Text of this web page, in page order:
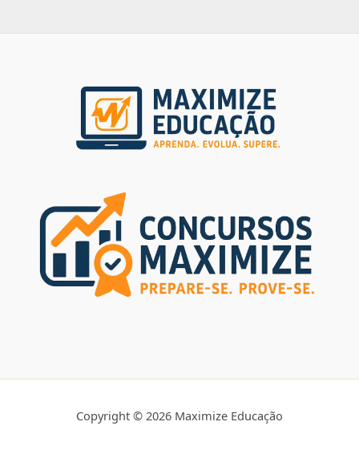
Copyright © 2026 Maximize Educação